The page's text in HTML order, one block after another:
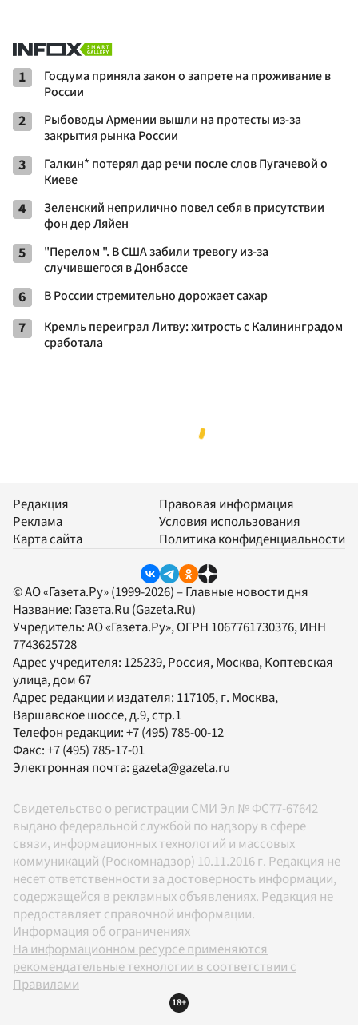
1
Госдума приняла закон о запрете на проживание в
России
2
Рыбоводы Армении вышли на протесты из-за
закрытия рынка России
3
Галкин* потерял дар речи после слов Пугачевой о
Киеве
4
Зеленский неприлично повел cебя в присутствии
фон дер Ляйен
5
"Перелом ". В США забили тревогу из-за
случившегося в Донбассе
6 В России стремительно дорожает сахар
7
Кремль переиграл Литву: хитрость с Калининградом
сработала
Редакция
Реклама
Карта сайта
Правовая информация
Условия использования
Политика конфиденциальности
© АО «Газета.Ру» (1999-2026) – Главные новости дня
Название: Газета.Ru (Gazeta.Ru)
Учредитель:АО «Газета.Ру», ОГРН 1067761730376, ИНН
7743625728
Адрес учредителя: 125239, Россия, Москва, Коптевская
улица, дом 67
Адрес редакции и издателя: 117105, г. Москва,
Варшавское шоссе, д.9, стр.1
Телефон редакции:+7 (495) 785-00-12
Факс:+7 (495) 785-17-01
Электронная почта: gazeta@gazeta.ru
Свидетельство о регистрации СМИ Эл № ФС77-67642
выдано федеральной службой по надзору в сфере
связи, информационных технологий и массовых
коммуникаций (Роскомнадзор) 10.11.2016 г. Редакция не
несет ответственности за достоверность информации,
содержащейся в рекламных объявлениях. Редакция не
предоставляет справочной информации.
Информация об ограничениях
На информационном ресурсе применяются
рекомендательные технологии в соответствии с
Правилами
18+